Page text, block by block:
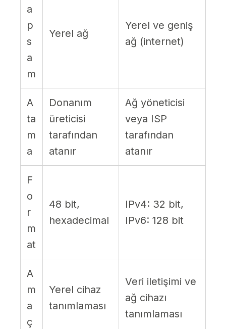
a
p
s
a
m
Yerel ağ
Yerel ve geniş
ağ (internet)
A
ta
m
a
Donanım
üreticisi
tarafından
atanır
Ağ yöneticisi
veya ISP
tarafından
atanır
F
o
r
m
at
48 bit,
hexadecimal
IPv4: 32 bit,
IPv6: 128 bit
A
m
a
ç
Yerel cihaz
tanımlaması
Veri iletişimi ve
ağ cihazı
tanımlaması